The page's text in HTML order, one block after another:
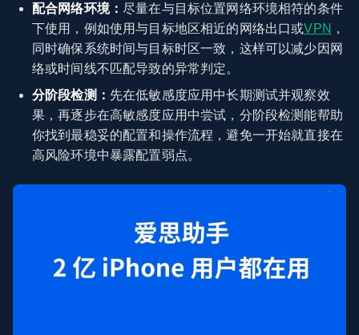
配合网络环境：尽量在与目标位置网络环境相符的条件
下使用，例如使用与目标地区相近的网络出口或VPN ，
同时确保系统时间与目标时区一致，这样可以减少因网
络或时间线不匹配导致的异常判定。
分阶段检测： 先在低敏感度应用中长期测试并观察效
果，再逐步在高敏感度应用中尝试，分阶段检测能帮助
你找到最稳妥的配置和操作流程，避免一开始就直接在
高风险环境中暴露配置弱点。